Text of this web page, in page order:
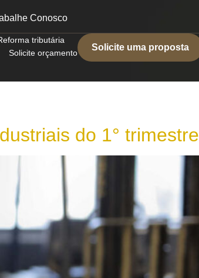
Conosco
tributária
Solicite orçamento
Solicite uma proposta
do 1° trimestre